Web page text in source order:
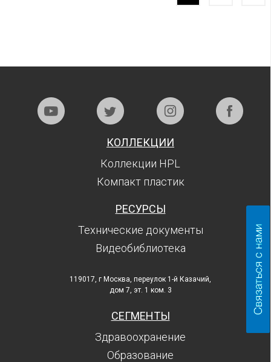
КОЛЛЕКЦИИ
Коллекции HPL
Компакт пластик
РЕСУРСЫ
Технические документы
Видеобиблиотека
119017, г Москва, переулок 1-й Казачий,
дом 7, эт. 1 ком. 3
СЕГМЕНТЫ
Здравоохранение
Образование